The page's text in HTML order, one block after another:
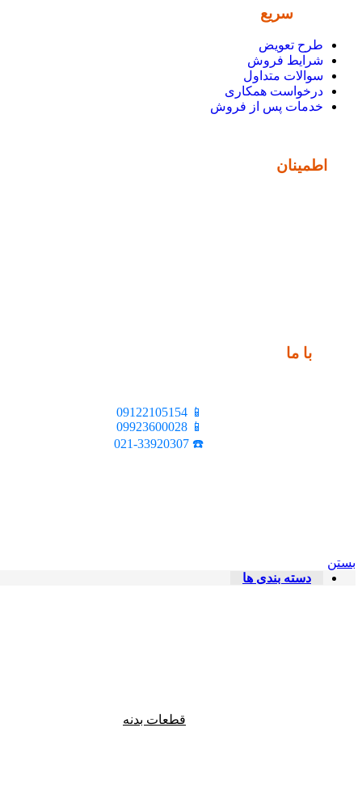
سریع
طرح تعویض
شرایط فروش
سوالات متداول
درخواست همکاری
خدمات پس از فروش
اطمینان
با ما
📱 09122105154
📱 09923600028
☎️ 021-33920307
بستن
دسته بندی ها
قطعات بدنه